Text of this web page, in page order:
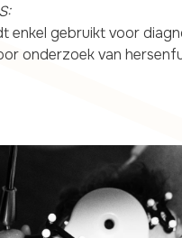
enkel gebruikt voor
onderzoek van